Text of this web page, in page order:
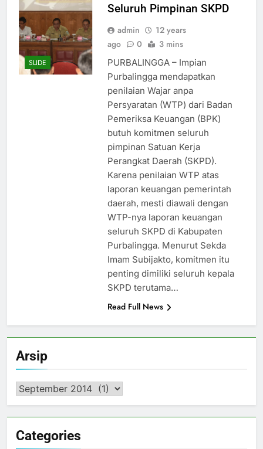
SLIDE
Seluruh Pimpinan SKPD
admin
12 years
ago
0 3 mins
PURBALINGGA – Impian
Purbalingga mendapatkan
penilaian Wajar anpa
Persyaratan (WTP) dari Badan
Pemeriksa Keuangan (BPK)
butuh komitmen seluruh
pimpinan Satuan Kerja
Perangkat Daerah (SKPD).
Karena penilaian WTP atas
laporan keuangan pemerintah
daerah, mesti diawali dengan
WTP-nya laporan keuangan
seluruh SKPD di Kabupaten
Purbalingga. Menurut Sekda
Imam Subijakto, komitmen itu
penting dimiliki seluruh kepala
SKPD terutama…
Read Full News
Arsip
Arsip
Categories